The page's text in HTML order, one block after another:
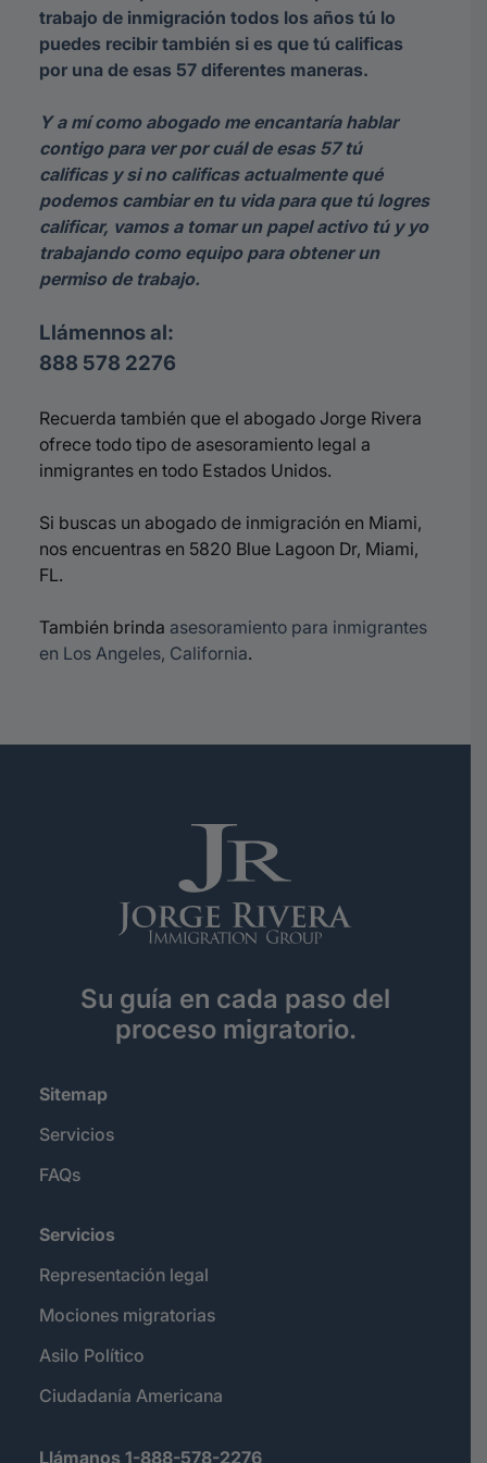
trabajo de inmigración todos los años tú lo
puedes recibir también si es que tú calificas
por una de esas 57 diferentes maneras.
Y a mí como abogado me encantaría hablar
contigo para ver por cuál de esas 57 tú
calificas y si no calificas actualmente qué
podemos cambiar en tu vida para que tú logres
calificar, vamos a tomar un papel activo tú y yo
trabajando como equipo para obtener un
permiso de trabajo.
Llámennos al:
888 578 2276
Recuerda también que el abogado Jorge Rivera
ofrece todo tipo de asesoramiento legal a
inmigrantes en todo Estados Unidos.
Si buscas un abogado de inmigración en Miami,
nos encuentras en 5820 Blue Lagoon Dr, Miami,
FL.
También brinda asesoramiento para inmigrantes
en Los Angeles, California.
Su guía en cada paso del
proceso migratorio.
Sitemap
Servicios
FAQs
Servicios
Representación legal
Mociones migratorias
Asilo Político
Ciudadanía Americana
Llámanos 1-888-578-2276